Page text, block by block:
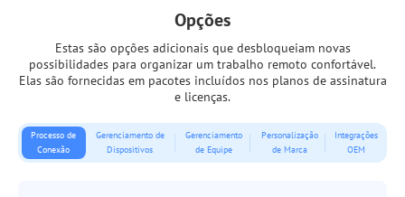
Opções
Estas são opções adicionais que desbloqueiam novas
possibilidades para organizar um trabalho remoto confortável.
Elas são fornecidas em pacotes incluídos nos planos de assinatura
e licenças.
Processo de
Conexão
Gerenciamento de
Dispositivos
Gerenciamento
de Equipe
Personalização
de Marca
Integrações
OEM